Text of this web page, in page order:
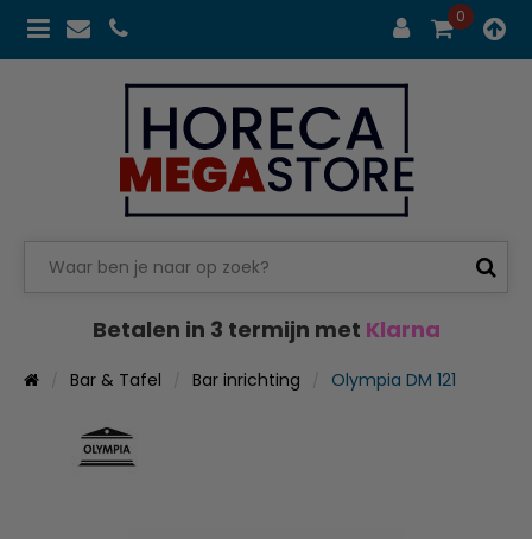
0
Betalen in 3 termijn met Klarna
Bar & Tafel Bar inrichting Olympia DM 121